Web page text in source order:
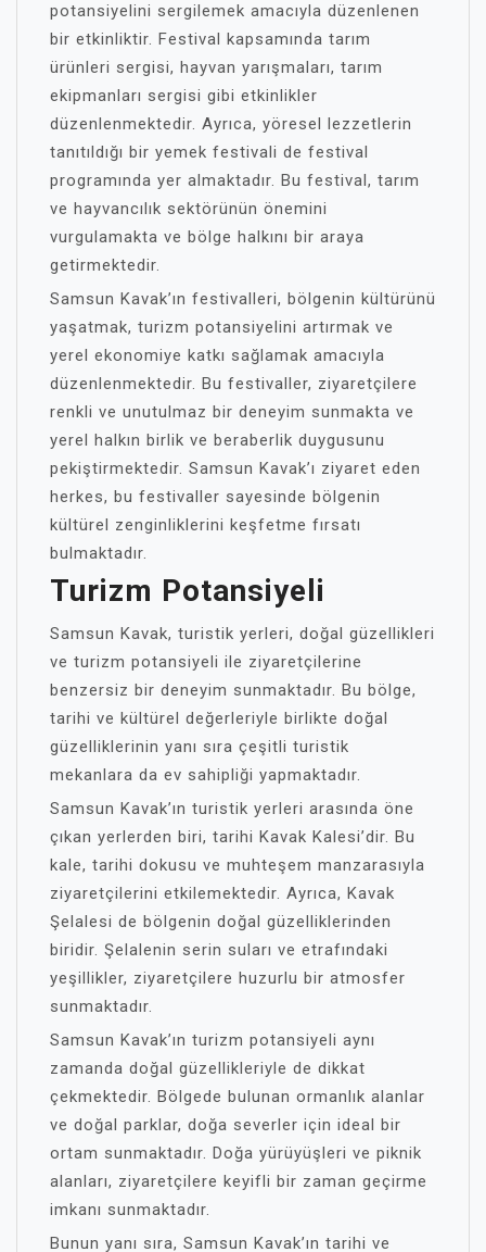
potansiyelini sergilemek amacıyla düzenlenen
bir etkinliktir. Festival kapsamında tarım
ürünleri sergisi, hayvan yarışmaları, tarım
ekipmanları sergisi gibi etkinlikler
düzenlenmektedir. Ayrıca, yöresel lezzetlerin
tanıtıldığı bir yemek festivali de festival
programında yer almaktadır. Bu festival, tarım
ve hayvancılık sektörünün önemini
vurgulamakta ve bölge halkını bir araya
getirmektedir.
Samsun Kavak’ın festivalleri, bölgenin kültürünü
yaşatmak, turizm potansiyelini artırmak ve
yerel ekonomiye katkı sağlamak amacıyla
düzenlenmektedir. Bu festivaller, ziyaretçilere
renkli ve unutulmaz bir deneyim sunmakta ve
yerel halkın birlik ve beraberlik duygusunu
pekiştirmektedir. Samsun Kavak’ı ziyaret eden
herkes, bu festivaller sayesinde bölgenin
kültürel zenginliklerini keşfetme fırsatı
bulmaktadır.
Turizm Potansiyeli
Samsun Kavak, turistik yerleri, doğal güzellikleri
ve turizm potansiyeli ile ziyaretçilerine
benzersiz bir deneyim sunmaktadır. Bu bölge,
tarihi ve kültürel değerleriyle birlikte doğal
güzelliklerinin yanı sıra çeşitli turistik
mekanlara da ev sahipliği yapmaktadır.
Samsun Kavak’ın turistik yerleri arasında öne
çıkan yerlerden biri, tarihi Kavak Kalesi’dir. Bu
kale, tarihi dokusu ve muhteşem manzarasıyla
ziyaretçilerini etkilemektedir. Ayrıca, Kavak
Şelalesi de bölgenin doğal güzelliklerinden
biridir. Şelalenin serin suları ve etrafındaki
yeşillikler, ziyaretçilere huzurlu bir atmosfer
sunmaktadır.
Samsun Kavak’ın turizm potansiyeli aynı
zamanda doğal güzellikleriyle de dikkat
çekmektedir. Bölgede bulunan ormanlık alanlar
ve doğal parklar, doğa severler için ideal bir
ortam sunmaktadır. Doğa yürüyüşleri ve piknik
alanları, ziyaretçilere keyifli bir zaman geçirme
imkanı sunmaktadır.
Bunun yanı sıra, Samsun Kavak’ın tarihi ve